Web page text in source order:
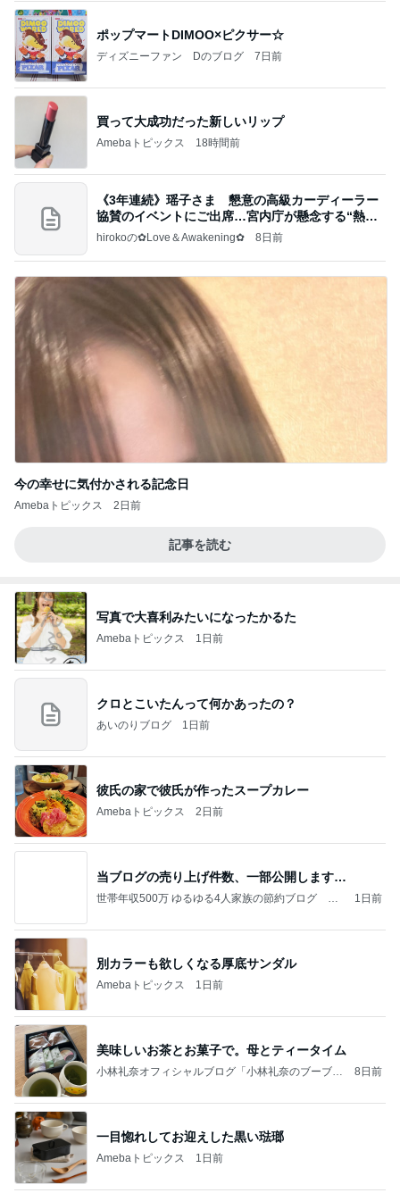
ポップマートDIMOO×ピクサー☆
ディズニーファン Dのブログ 7日前
買って大成功だった新しいリップ
Amebaトピックス 18時間前
《3年連続》瑶子さま 懇意の高級カーディーラー
協賛のイベントにご出席…宮内庁が懸念する“熱心
すぎ
hirokoの✿Love＆Awakening✿ 8日前
今の幸せに気付かされる記念日
Amebaトピックス 2日前
記事を読む
写真で大喜利みたいになったかるた
Amebaトピックス 1日前
クロとこいたんって何かあったの？
あいのりブログ 1日前
彼氏の家で彼氏が作ったスープカレー
Amebaトピックス 2日前
当ブログの売り上げ件数、一部公開します…
世帯年収500万 ゆるゆる4人家族の節約ブログ 〜
1日前
別カラーも欲しくなる厚底サンダル
Amebaトピックス 1日前
美味しいお茶とお菓子で。母とティータイム
小林礼奈オフィシャルブログ「小林礼奈のブーブー
8日前
一目惚れしてお迎えした黒い琺瑯
Amebaトピックス 1日前